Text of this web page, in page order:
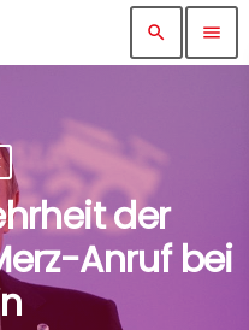
search menu
der
Anruf bei